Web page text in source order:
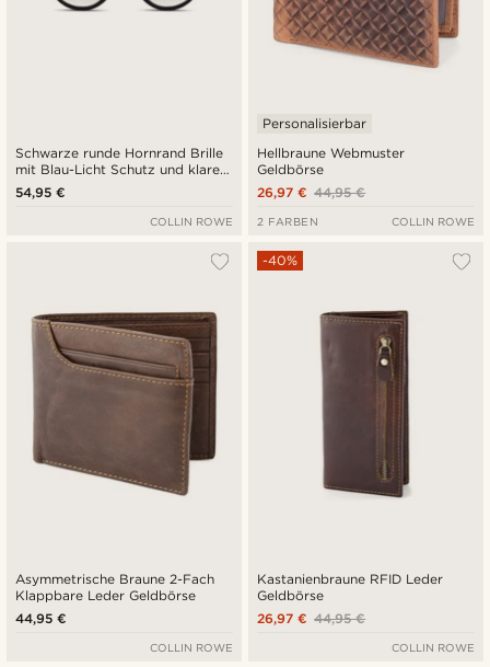
Schwarze runde Hornrand Brille
mit Blau-Licht Schutz und klaren
Gläsern
54,95 €
COLLIN ROWE
Hellbraune Webmuster
Geldbörse
Personalisierbar
44,95 €
26,97 €
2 FARBEN COLLIN ROWE
Asymmetrische Braune 2-Fach
Klappbare Leder Geldbörse
44,95 €
COLLIN ROWE
Kastanienbraune RFID Leder
Geldbörse
-40%
44,95 €
26,97 €
COLLIN ROWE